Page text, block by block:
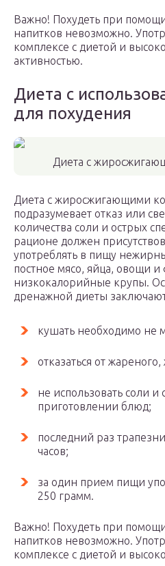
Важно! Похудеть при
напитков невозможно.
комплексе с диетой и
активностью.
Диета с
для похудения
Диета с
Диета с жиросжигающими
подразумевает отказ или
количества соли и острых
рационе должен
употреблять в пищу
постное мясо, яйца, овощи
низкокалорийные крупы.
дренажной диеты
кушать необходимо не
отказаться от
не использовать соли и
приготовлении блюд;
последний раз
часов;
за один прием пищи
250 грамм.
Важно! Похудеть при
напитков невозможно.
комплексе с диетой и